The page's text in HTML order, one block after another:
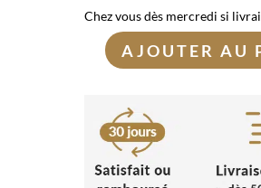
Chez vous dès mercredi si
quantité
Spinelle
AJOUTER AU